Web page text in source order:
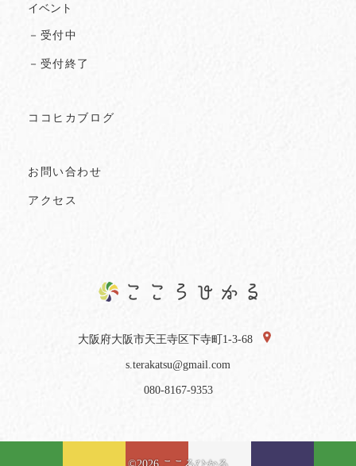
イベント
－受付中
－受付終了
ココヒカブログ
お問い合わせ
アクセス
大阪府大阪市天王寺区下寺町1-3-68
s.terakatsu@gmail.com
080-8167-9353